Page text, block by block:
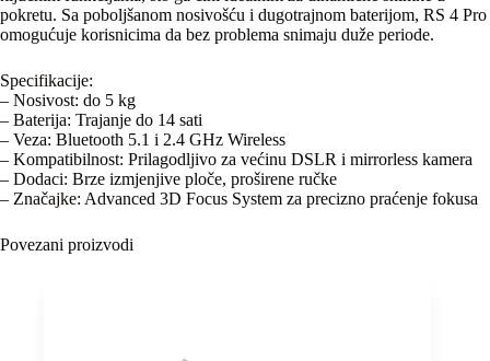
pokretu. Sa poboljšanom nosivošću i dugotrajnom baterijom, RS 4 Pro
omogućuje korisnicima da bez problema snimaju duže periode.
Specifikacije:
– Nosivost: do 5 kg
– Baterija: Trajanje do 14 sati
– Veza: Bluetooth 5.1 i 2.4 GHz Wireless
– Kompatibilnost: Prilagodljivo za većinu DSLR i mirrorless kamera
– Dodaci: Brze izmjenjive ploče, proširene ručke
– Značajke: Advanced 3D Focus System za precizno praćenje fokusa
Povezani proizvodi